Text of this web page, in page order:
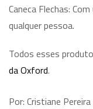
Caneca Flechas:
qualquer pessoa.
Todos esses
da Oxford.
Por: Cristiane Pereira